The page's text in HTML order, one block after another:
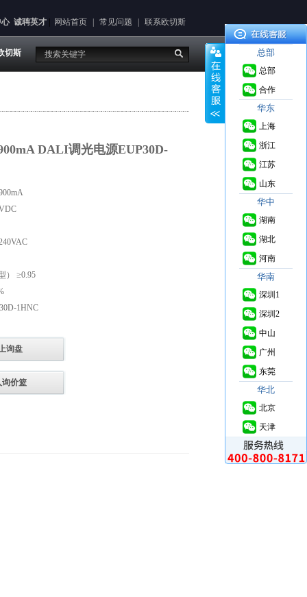
诚聘英才 网站首页 常见问题 联系欧切斯
切斯
DALI调光电源EUP30D-
） ≥0.95
1HNC
询盘
询价篮
总部
总部
合作
华东
上海
浙江
江苏
山东
华中
湖南
湖北
河南
华南
深圳1
深圳2
中山
广州
东莞
华北
北京
天津